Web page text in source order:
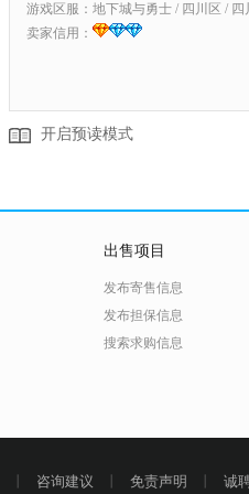
游戏区服： 地下城与勇士 / 四川区 / 四
卖家信用：
开启预读模式
出售项目
发布寄售信息
发布担保信息
搜索求购信息
咨询建议 免责声明 诚